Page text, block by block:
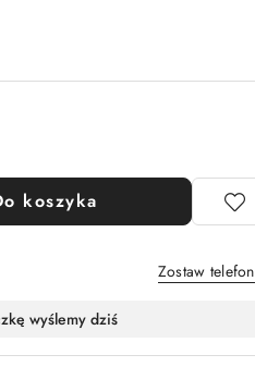
koszyka
Zostaw telefon
wyślemy dziś